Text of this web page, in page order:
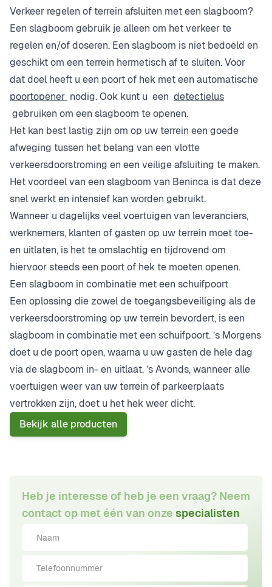
Verkeer regelen of terrein afsluiten met een slagboom?
Een slagboom gebruik je alleen om het verkeer te
regelen en/of doseren. Een slagboom is niet bedoeld en
geschikt om een terrein hermetisch af te sluiten. Voor
dat doel heeft u een poort of hek met een automatische
poortopener nodig. Ook kunt u een detectielus
gebruiken om een slagboom te openen.
Het kan best lastig zijn om op uw terrein een goede
afweging tussen het belang van een vlotte
verkeersdoorstroming en een veilige afsluiting te maken.
Het voordeel van een slagboom van Beninca is dat deze
snel werkt en intensief kan worden gebruikt.
Wanneer u dagelijks veel voertuigen van leveranciers,
werknemers, klanten of gasten op uw terrein moet toe-
en uitlaten, is het te omslachtig en tijdrovend om
hiervoor steeds een poort of hek te moeten openen.
Een slagboom in combinatie met een schuifpoort
Een oplossing die zowel de toegangsbeveiliging als de
verkeersdoorstroming op uw terrein bevordert, is een
slagboom in combinatie met een schuifpoort. ’s Morgens
doet u de poort open, waarna u uw gasten de hele dag
via de slagboom in- en uitlaat. ’s Avonds, wanneer alle
voertuigen weer van uw terrein of parkeerplaats
vertrokken zijn, doet u het hek weer dicht.
Bekijk alle producten
Heb je interesse of heb je een vraag? Neem
contact op met één van onze specialisten